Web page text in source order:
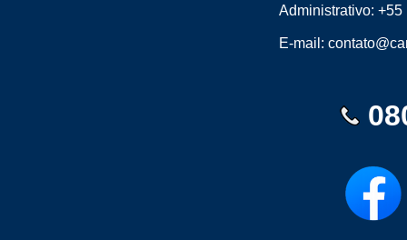
Administrativo:+55
E-mail: